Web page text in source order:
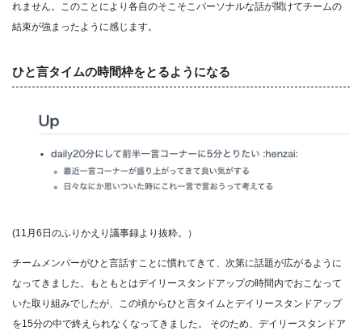
れません。このことにより各自のそこそこパーソナルな話が聞けてチームの
結束が強まったように感じます。
ひと言タイムの時間枠をとるようになる
(11月6日のふりかえり議事録より抜粋。）
チームメンバーがひと言話すことに慣れてきて、次第に話題が広がるように
なってきました。もともとはデイリースタンドアップの時間内でおこなって
いた取り組みでしたが、この頃からひと言タイムとデイリースタンドアップ
を15分の中で終えられなくなってきました。 そのため、デイリースタンドア